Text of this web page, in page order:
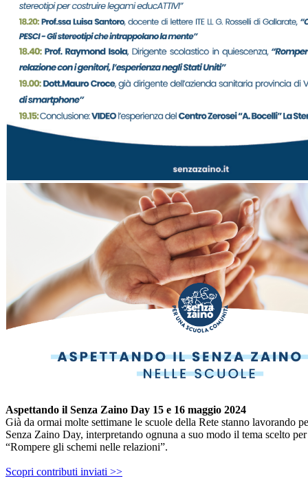
Aspettando il Senza Zaino Day 15 e 16 maggio 2024
Già da ormai molte settimane le scuole della Rete stanno lavorando
Senza Zaino Day, interpretando ognuna a suo modo il tema scelto
“Rompere gli schemi nelle relazioni”.
Scopri contributi inviati >>